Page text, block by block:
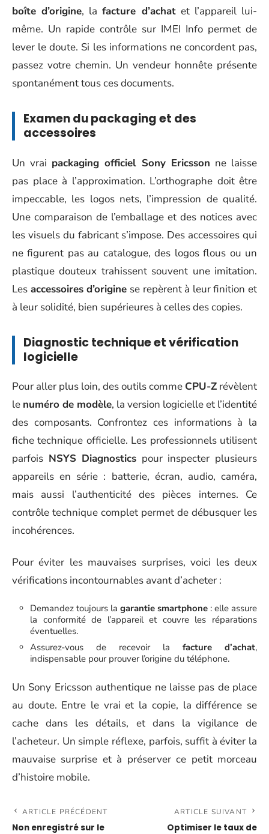
boîte d’origine, lafacture d’achatet l’appareil lui-
même. Un rapide contrôle sur IMEI Info permet de
lever le doute. Si les informations ne concordent pas,
passez votre chemin. Un vendeur honnête présente
spontanément tous ces documents.
Examen du packaging et des
accessoires
Un vrai packaging officiel Sony Ericsson ne laisse
pas place à l’approximation. L’orthographe doit être
impeccable, les logos nets, l’impression de qualité.
Une comparaison de l’emballage et des notices avec
les visuels du fabricant s’impose. Des accessoires qui
ne figurent pas au catalogue, des logos flous ou un
plastique douteux trahissent souvent une imitation.
Les accessoires d’origine se repèrent à leur finition et
à leur solidité, bien supérieures à celles des copies.
Diagnostic technique et vérification
logicielle
Pour aller plus loin, des outils comme CPU-Z révèlent
le numéro de modèle, la version logicielle et l’identité
des composants. Confrontez ces informations à la
fiche technique officielle. Les professionnels utilisent
parfois NSYS Diagnostics pour inspecter plusieurs
appareils en série : batterie, écran, audio, caméra,
mais aussi l’authenticité des pièces internes. Ce
contrôle technique complet permet de débusquer les
incohérences.
Pour éviter les mauvaises surprises, voici les deux
vérifications incontournables avant d’acheter :
Demandez toujours la garantie smartphone : elle assure
la conformité de l’appareil et couvre les réparations
éventuelles.
Assurez-vous de recevoir la facture d’achat,
indispensable pour prouver l’origine du téléphone.
Un Sony Ericsson authentique ne laisse pas de place
au doute. Entre le vrai et la copie, la différence se
cache dans les détails, et dans la vigilance de
l’acheteur. Un simple réflexe, parfois, suffit à éviter la
mauvaise surprise et à préserver ce petit morceau
d’histoire mobile.
ARTICLE PRÉCÉDENT
Non enregistré sur le
ARTICLE SUIVANT
Optimiser le taux de